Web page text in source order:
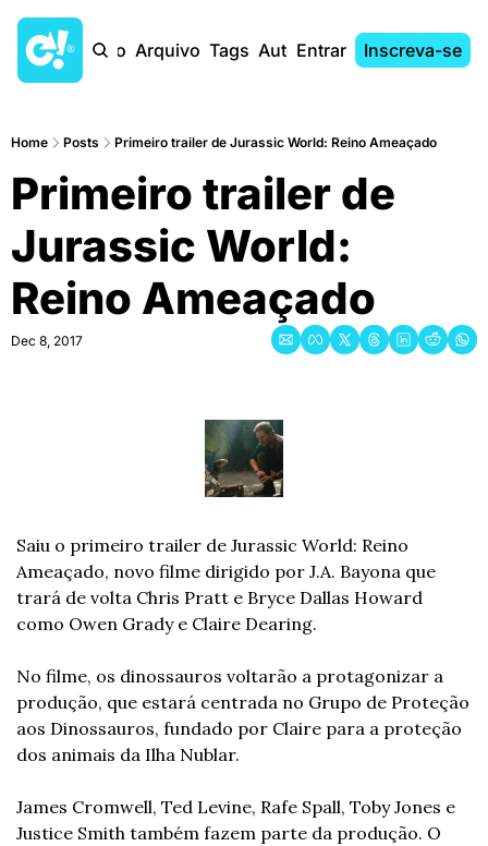
Início Arquivo Tags AutoresEntrar Inscreva-se
Home Posts Primeiro trailer de Jurassic World: Reino Ameaçado
Primeiro trailer de
Jurassic World:
Reino Ameaçado
Dec 8, 2017
Saiu o primeiro trailer de Jurassic World: Reino
Ameaçado, novo filme dirigido por J.A. Bayona que
trará de volta Chris Pratt e Bryce Dallas Howard
como Owen Grady e Claire Dearing.
No filme, os dinossauros voltarão a protagonizar a
produção, que estará centrada no Grupo de Proteção
aos Dinossauros, fundado por Claire para a proteção
dos animais da Ilha Nublar.
James Cromwell, Ted Levine, Rafe Spall, Toby Jones e
Justice Smith também fazem parte da produção. O